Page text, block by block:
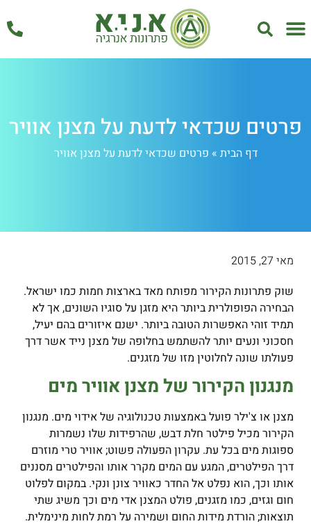
פרטים שכדאי לדעת על מצנן אוויר
דף הבית » פרטים שכדאי לדעת על מצנן אוויר
מאי 27, 2015
שוק פתרונות הקירור מפותח מאד בארצות חמות כמו ישראל.
הבחירה הפופולרית ביותר היא מזגן על סוגיו השונים, אך לא
תמיד זוהי האפשרות הטובה ביותר. ישנם איזורים בהם יעיל,
חסכוני ונעים יותר להשתמש בחלופה של מצנן נייד אשר דרך
פעולתו שונה לחלוטין מזו של מזגנים.
מנגנון הקירור של מצנן אוויר מים
מצנן או צ'ילר פועל באמצעות טכנולוגיה של אידוי מים. מנגנון
הקירור מכיל פילטר חלת דבש, שהרפידות שלו נשמרות
ספוגות מים בכל עת. עקרון הפעולה פשוט; אוויר טרי מוזרם
דרך הפילטרים, המגע עם המים מקרר אותו והפילטרים מסננים
אותו וכך, הוא נפלט אל החדר כאוויר צונן ונקי. במקום לפלוט
חום וגזים, כמו מזגנים, פולט המצנן אדי מים וכך משיג שתי
תוצאות; הורדת מידות החום ושמירה על רמת לחות מינימלית.